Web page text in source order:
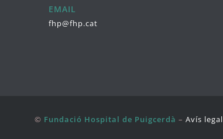
EMAIL
fhp@fhp.cat
© Fundació Hospital de Puigcerdà – Avís legal